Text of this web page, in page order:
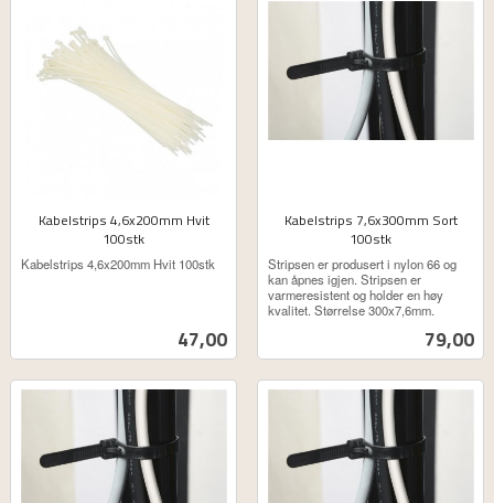
Kabelstrips 4,6x200mm Hvit
100stk
Pris
47,00
ekskl.
Kabelstrips 4,6x200mm Hvit 100stk
Kabelstrips 7,6x300mm Sort
100stk
Pris
79,00
ekskl.
mva.
Stripsen er produsert i nylon 66 og
kan åpnes igjen. Stripsen er
varmeresistent og holder en høy
kvalitet. Størrelse 300x7,6mm.